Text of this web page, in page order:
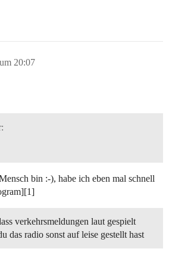
20:07
bin :-), habe ich eben mal schnell
verkehrsmeldungen laut gespielt
das radio sonst auf leise gestellt hast